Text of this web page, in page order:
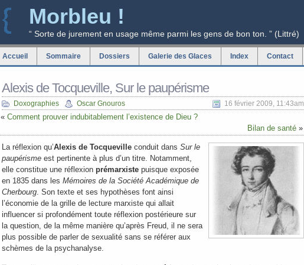
Morbleu !
“ Sorte de jurement en usage même parmi les gens de bon ton. ” (Littré)
Accueil Sommaire Dossiers Galerie des Glaces Index Contact
Alexis de Tocqueville, Sur le paupérisme
Doxographies Oscar Gnouros 16 février 2009, 11:43am
« Comment prouver indubitablement l’existence de Dieu ?
Bilan de santé »
La réflexion qu’Alexis de Tocqueville conduit dans Sur le
paupérisme est pertinente à plus d’un titre. Notamment,
elle constitue une réflexion prémarxiste puisque exposée
en 1835 dans les Mémoires de la Société Académique de
Cherbourg. Son texte et ses hypothèses font ainsi
l’économie de la grille de lecture marxiste qui allait
influencer si profondément toute réflexion postérieure sur
la question, de la même manière qu’après Freud, il ne sera
plus possible de parler de sexualité sans se référer aux
schèmes de la psychanalyse.